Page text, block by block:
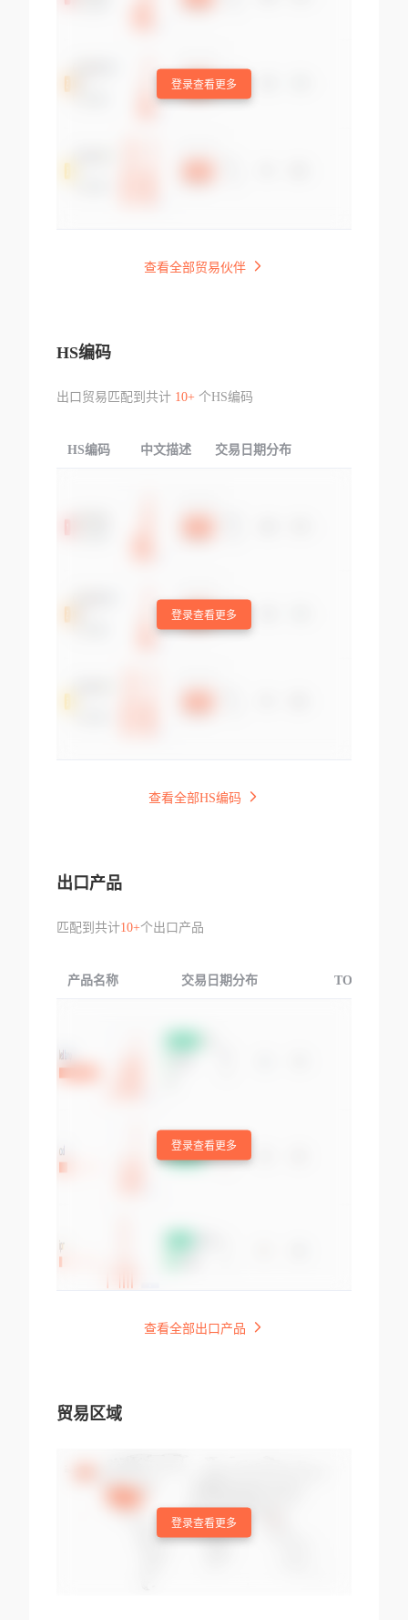
登录查看更多
查看全部贸易伙伴
HS编码
出口贸易匹配到共计 10+个HS编码
HS编码 中文描述 交易日期分布
登录查看更多
查看全部HS编码
出口产品
匹配到共计10+个出口产品
产品名称 交易日期分布 TOP3交易国
登录查看更多
查看全部出口产品
贸易区域
登录查看更多